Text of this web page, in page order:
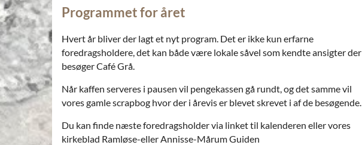
Programmet for året
Hvert år bliver der lagt et nyt program. Det er ikke kun erfarne
foredragsholdere, det kan både være lokale såvel som kendte ansigter der
besøger Café Grå.
Når kaffen serveres i pausen vil pengekassen gå rundt, og det samme vil
vores gamle scrapbog hvor der i årevis er blevet skrevet i af de besøgende.
Du kan finde næste foredragsholder via linket til kalenderen eller vores
kirkeblad Ramløse-eller Annisse-Mårum Guiden